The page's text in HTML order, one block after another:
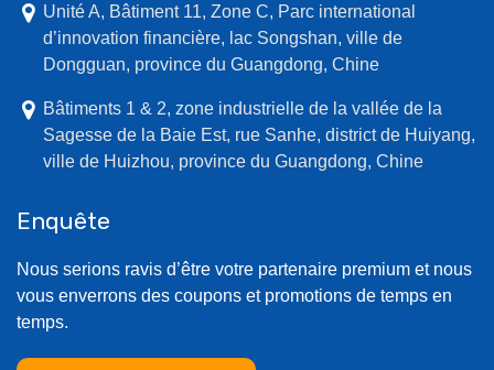
Unité A, Bâtiment 11, Zone C, Parc international
d’innovation financière, lac Songshan, ville de
Dongguan, province du Guangdong, Chine
Bâtiments 1 & 2, zone industrielle de la vallée de la
Sagesse de la Baie Est, rue Sanhe, district de Huiyang,
ville de Huizhou, province du Guangdong, Chine
Enquête
Nous serions ravis d’être votre partenaire premium et nous
vous enverrons des coupons et promotions de temps en
temps.